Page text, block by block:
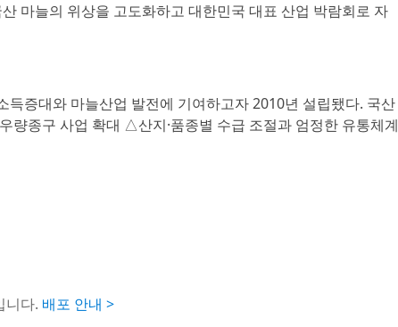
마늘의 위상을 고도화하고 대한민국 대표 산업 박람회로 자
증대와 마늘산업 발전에 기여하고자 2010년 설립됐다. 국산
종구 사업 확대 △산지·품종별 수급 조절과 엄정한 유통체계
니다. 배포 안내 >